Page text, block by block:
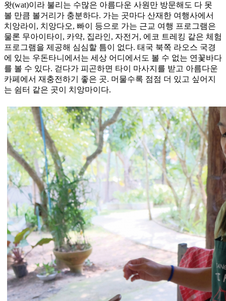
왓(wat)이라 불리는 수많은 아름다운 사원만 방문해도 다 못
볼 만큼 볼거리가 충분하다. 가는 곳마다 산재한 여행사에서
치앙라이, 치앙다오, 빠이 등으로 가는 근교 여행 프로그램은
물론 무아이타이, 카약, 집라인, 자전거, 에코 트레킹 같은 체험
프로그램을 제공해 심심할 틈이 없다. 태국 북쪽 라오스 국경
에 있는 우돈타니에서는 세상 어디에서도 볼 수 없는 연꽃바다
를 볼 수 있다. 걷다가 피곤하면 타이 마사지를 받고 아름다운
카페에서 재충전하기 좋은 곳. 머물수록 점점 더 있고 싶어지
는 쉼터 같은 곳이 치앙마이다.